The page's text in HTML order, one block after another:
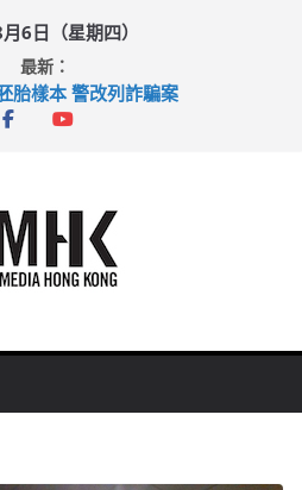
6日（星期四）
最新：
胎樣本 警改列詐騙案
激戰 祖雲達斯挫車路士